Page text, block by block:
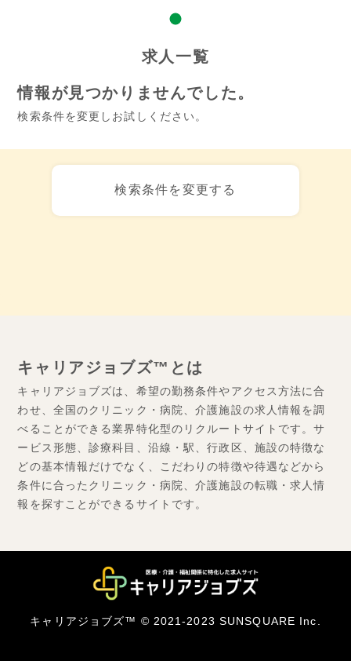
求人一覧
情報が見つかりませんでした。
検索条件を変更しお試しください。
検索条件を変更する
キャリアジョブズ™とは
キャリアジョブズは、希望の勤務条件やアクセス方法に合
わせ、全国のクリニック・病院、介護施設の求人情報を調
べることができる業界特化型のリクルートサイトです。サ
ービス形態、診療科目、沿線・駅、行政区、施設の特徴な
どの基本情報だけでなく、こだわりの特徴や待遇などから
条件に合ったクリニック・病院、介護施設の転職・求人情
報を探すことができるサイトです。
キャリアジョブズ™ © 2021-2023 SUNSQUARE Inc.